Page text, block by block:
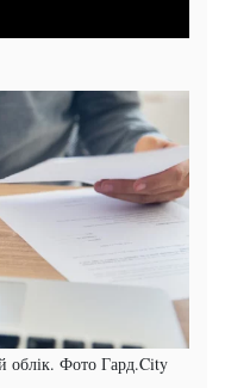
облік. Фото Гард.City